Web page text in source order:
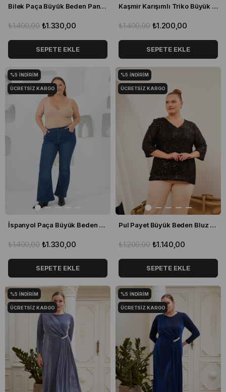
Bilek Paça Büyük Beden Pantolon Mavi
₺1.330,00
₺1.400,00
SEPETE EKLE
Kaşmir Karışımlı Triko Büyük Beden Kazak Siyah
₺1.200,00
₺1.400,00
SEPETE EKLE
İspanyol Paça Büyük Beden Pantolon Mavi
₺1.330,00
₺1.400,00
SEPETE EKLE
%5 İNDIRIM
ÜCRETSIZ KARGO
Pul Payet Büyük Beden Bluz Siyah
₺1.140,00
₺1.200,00
SEPETE EKLE
%5 İNDIRIM
ÜCRETSIZ KARGO
%5 İNDIRIM
ÜCRETSIZ KARGO
%5 İNDIRIM
ÜCRETSIZ KARGO